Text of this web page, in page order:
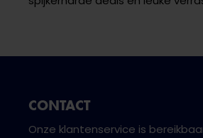
CONTACT
Onze klantenservice is